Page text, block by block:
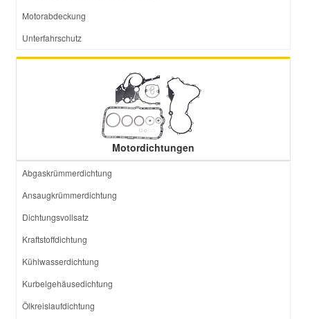
Motorabdeckung
Unterfahrschutz
Motordichtungen
Abgaskrümmerdichtung
Ansaugkrümmerdichtung
Dichtungsvollsatz
Kraftstoffdichtung
Kühlwasserdichtung
Kurbelgehäusedichtung
Ölkreislaufdichtung